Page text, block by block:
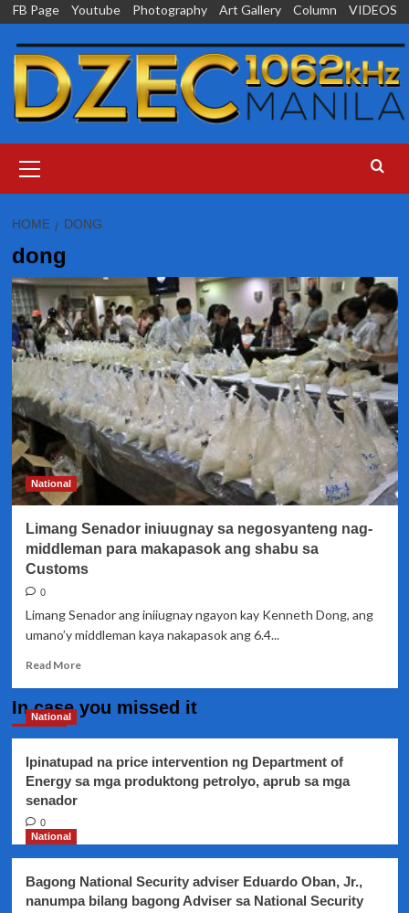
Skip
content
FB Page Youtube Photography Art Gallery Column VIDEOS
Menu
HOME DONG
dong
National
Limang Senador iniuugnay sa negosyanteng nag-
middleman para makapasok ang shabu sa
Customs
0
Limang Senador ang iniiugnay ngayon kay Kenneth Dong, ang
umano’y middleman kaya nakapasok ang 6.4...
Read MoreRead
Limang
sa
negosyanteng
shabu
sa
In case you missed it
National
Ipinatupad na price intervention ng Department of
Energy sa mga produktong petrolyo, aprub sa mga
senador
0
National
Bagong National Security adviser Eduardo Oban, Jr.,
nanumpa bilang bagong Adviser sa National Security